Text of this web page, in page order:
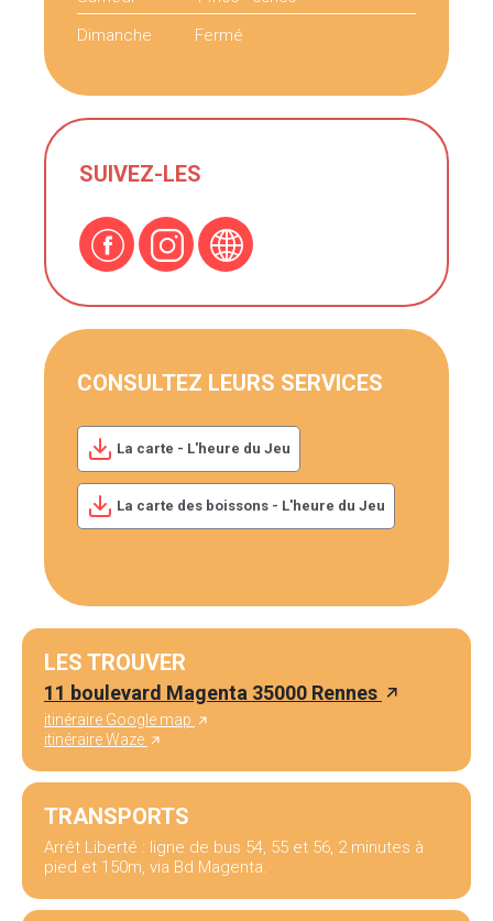
Dimanche
Fermé
SUIVEZ-LES
CONSULTEZ LEURS SERVICES
La carte - L'heure du Jeu
La carte des boissons - L'heure du Jeu
LES TROUVER
11 boulevard Magenta 35000 Rennes
itinéraire Google map
itinéraire Waze
TRANSPORTS
Arrêt Liberté : ligne de bus 54, 55 et 56, 2 minutes à
pied et 150m, via Bd Magenta.